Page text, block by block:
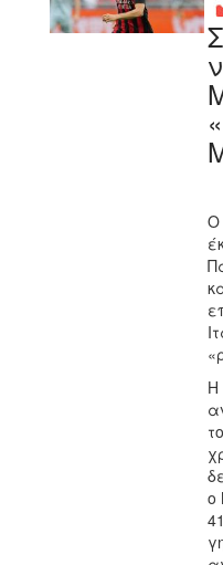
Ο
Η
ο